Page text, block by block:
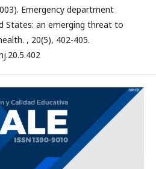
Emergency department
States: an emerging threat to
, 20(5), 402-405.